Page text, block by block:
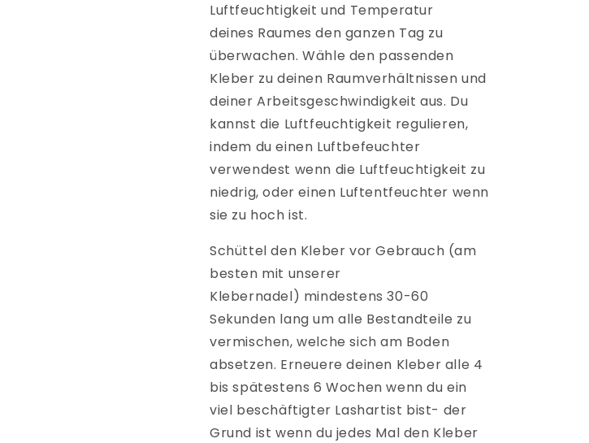
Luftfeuchtigkeit und Temperatur
deines Raumes den ganzen Tag zu
überwachen. Wähle den passenden
Kleber zu deinen Raumverhältnissen und
deiner Arbeitsgeschwindigkeit aus. Du
kannst die Luftfeuchtigkeit regulieren,
indem du einen Luftbefeuchter
verwendest wenn die Luftfeuchtigkeit zu
niedrig, oder einen Luftentfeuchter wenn
sie zu hoch ist.
Schüttel den Kleber vor Gebrauch (am
besten mit unserer
Klebernadel) mindestens 30-60
Sekunden lang um alle Bestandteile zu
vermischen, welche sich am Boden
absetzen. Erneuere deinen Kleber alle 4
bis spätestens 6 Wochen wenn du ein
viel beschäftigter Lashartist bist- der
Grund ist wenn du jedes Mal den Kleber